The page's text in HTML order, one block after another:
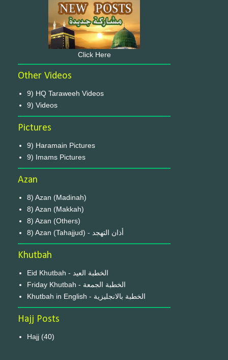
Click Here
Other Videos
9) HQ Taraweeh Videos
9) Videos
Pictures
9) Haramain Pictures
9) Imams Pictures
Azan
8) Azan (Madinah)
8) Azan (Makkah)
8) Azan (Others)
8) Azan (Tahajjud) - أذان التهجد
Khutbah
Eid Khutbah - الخطبة العيد
Friday Khutbah - الخطبة الجمعة
Khutbah in English - الخطبة بالانجليزية
Hajj Posts
Hajj (40)